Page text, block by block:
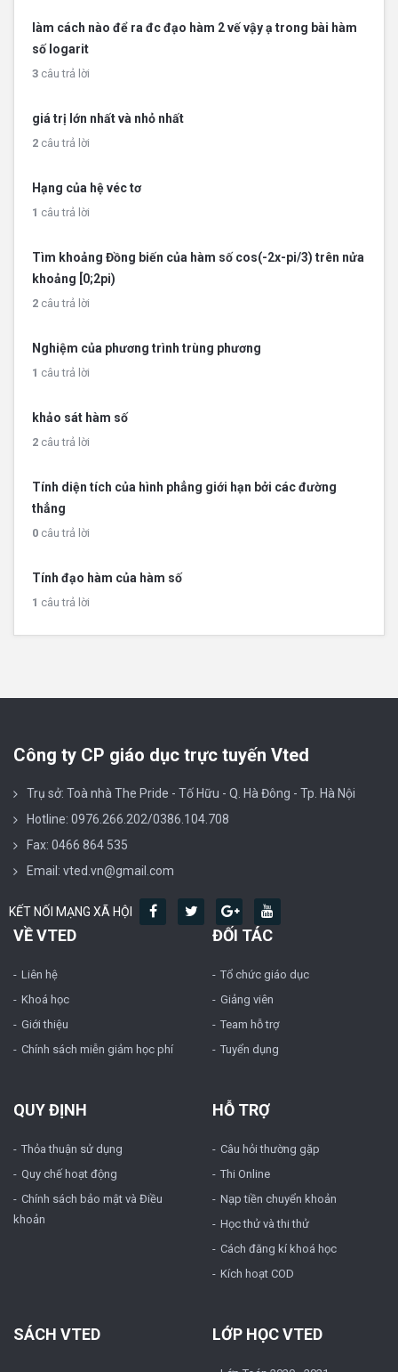
làm cách nào để ra đc đạo hàm 2 vế vậy ạ trong bài hàm
số logarit
3 câu trả lời
giá trị lớn nhất và nhỏ nhất
2 câu trả lời
Hạng của hệ véc tơ
1 câu trả lời
Tìm khoảng Đồng biến của hàm số cos(-2x-pi/3) trên nửa
khoảng [0;2pi)
2 câu trả lời
Nghiệm của phương trình trùng phương
1 câu trả lời
khảo sát hàm số
2 câu trả lời
Tính diện tích của hình phẳng giới hạn bởi các đường
thẳng
0 câu trả lời
Tính đạo hàm của hàm số
1 câu trả lời
Công ty CP giáo dục trực tuyến Vted
Trụ sở: Toà nhà The Pride - Tố Hữu - Q. Hà Đông - Tp. Hà Nội
Hotline: 0976.266.202/0386.104.708
Fax: 0466 864 535
Email: vted.vn@gmail.com
KẾT NỐI MẠNG XÃ HỘI
VỀ VTED
Liên hệ
Khoá học
Giới thiệu
Chính sách miễn giảm học phí
ĐỐI TÁC
Tổ chức giáo dục
Giảng viên
Team hỗ trợ
Tuyển dụng
QUY ĐỊNH
Thỏa thuận sử dụng
Quy chế hoạt động
Chính sách bảo mật và Điều
khoản
HỖ TRỢ
Câu hỏi thường gặp
Thi Online
Nạp tiền chuyển khoản
Học thử và thi thử
Cách đăng kí khoá học
Kích hoạt COD
SÁCH VTED LỚP HỌC VTED